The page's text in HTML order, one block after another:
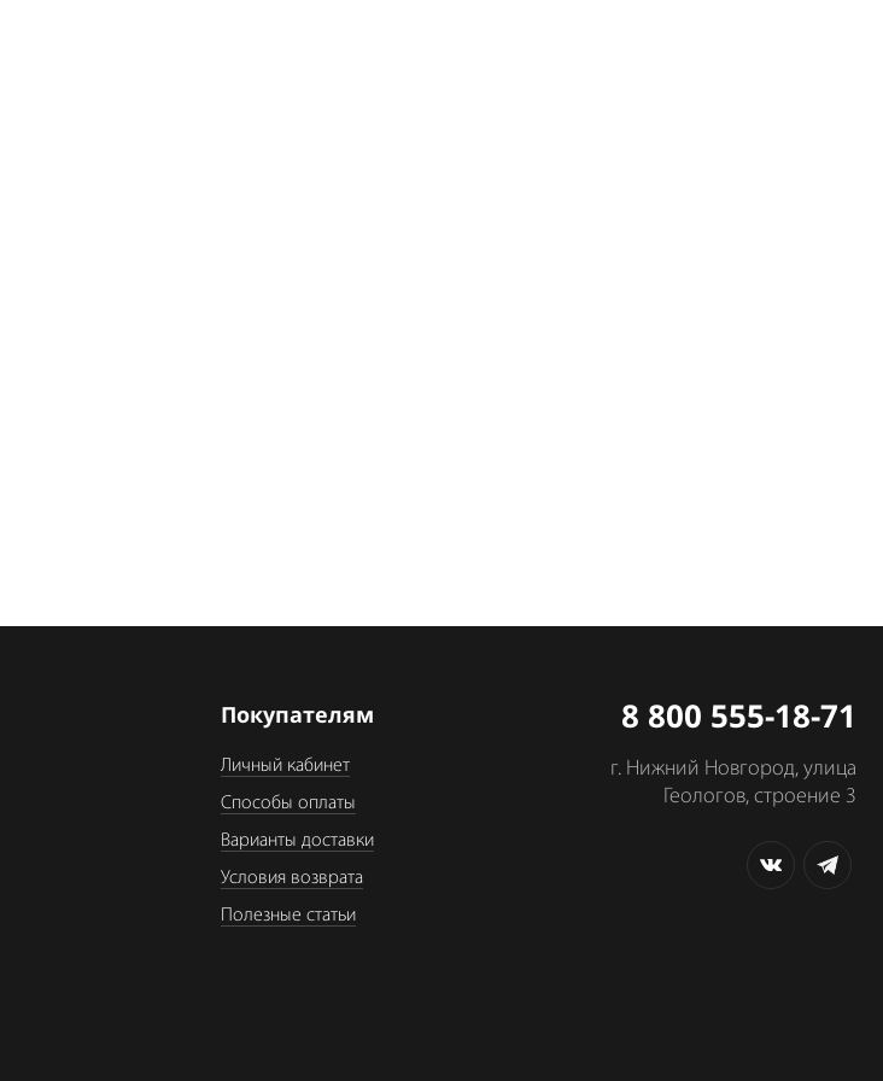
Покупателям
Личный кабинет
Способы оплаты
Варианты доставки
Условия возврата
Полезные статьи
8 800 555-18-71
г. Нижний Новгород, улица
Геологов, строение 3